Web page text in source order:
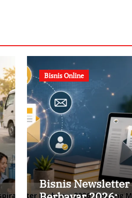
Bisnis Online
Bisnis Newsletter